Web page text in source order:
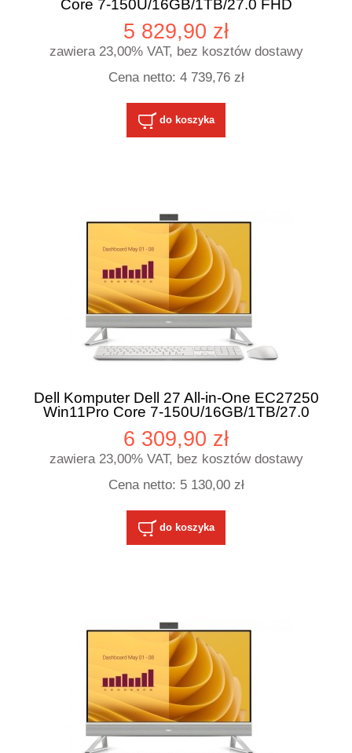
Core 7-150U/16GB/1TB/27.0 FHD
ProSupport
5 829,90 zł
zawiera 23,00% VAT, bez kosztów dostawy
Cena netto: 4 739,76 zł
do koszyka
Dell Komputer Dell 27 All-in-One EC27250
Win11Pro Core 7-150U/16GB/1TB/27.0
MX570A/Cam/WLAN+BT/3Y ProSupport
6 309,90 zł
zawiera 23,00% VAT, bez kosztów dostawy
Cena netto: 5 130,00 zł
do koszyka